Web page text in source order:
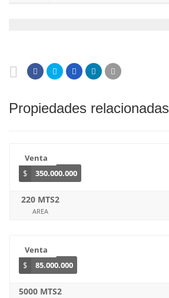
Propiedades relacionadas
Venta
$
350.000.000
220 MTS2
AREA
Venta
$
85.000.000
5000 MTS2